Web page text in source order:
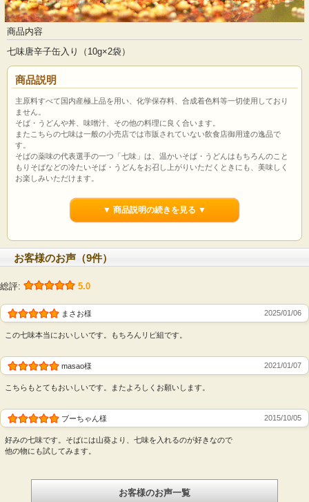
商品内容
七味唐辛子缶入り（10g×2袋）
商品説明
主原料すべて国内産極上品を用い、化学保存料、合成着色料等一切使用しており
ません。
そば・うどんや丼、味噌汁、その他の料理に良く合います。
またこちらの七味は一般の小売店では市販されていない飲食店御用達の逸品で
す。
そばの薬味の代表選手の一つ「七味」は、温かいそば・うどんはもちろんのこと
もりそばなどの冷たいそば・うどんをお召し上がりいただくときにも、美味しく
お楽しみいただけます。
プロも納得の一品をご家庭でも是非、ご活用くださいませ。
▼ 商品説明の続きを見る ▼
お客様のお声（9件）
総評: 5.0
まさお様 2025/01/06
この七味本当においしいです。もちろんリピ組です。
masao様 2021/01/07
こちらもとてもおいしいです。またよろしくお願いします。
ブーちゃん様 2015/10/05
好みの七味です。そばには山葵より、七味を入れるのが好きなので
他の物にも試してみます。
お客様のお声一覧